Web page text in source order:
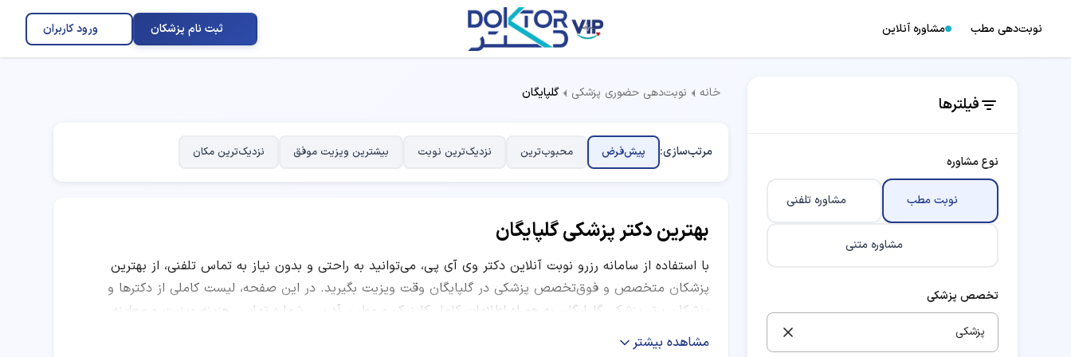
نوبت‌دهی مطب مشاوره آنلاین ثبت نام پزشکان ورود کاربران
فیلترها
نوع مشاوره
نوبت مطب مشاوره تلفنی
مشاوره متنی
تخصص پزشکی
پزشکی
خانه نوبت‌دهی حضوری پزشکی گلپایگان
مرتب‌سازی: پیش‌فرض محبوب‌ترین نزدیک‌ترین نوبت بیشترین ویزیت موفق نزدیک‌ترین مکان
بهترین دکتر پزشکی گلپایگان
با استفاده از سامانه رزرو نوبت آنلاین دکتر وی آی پی، می‌توانید به راحتی و بدون نیاز به تماس تلفنی، از بهترین
پزشکان متخصص و فوق‌تخصص پزشکی در گلپایگان وقت ویزیت بگیرید. در این صفحه، لیست کاملی از دکترها و
پزشکان برتر پزشکی گلپایگان به همراه اطلاعات کامل کلینیک و مطب، آدرس، شماره تماس، هزینه ویزیت و معاینه،
ساعات کاری و نظرات بیماران قبلی ارائه شده است. شما می‌توانید با مقایسه امتیاز پزشکان، تعداد نوبت‌های موفق،
مشاهده بیشتر